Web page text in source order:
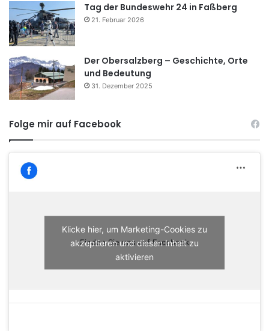
Tag der Bundeswehr 24 in Faßberg
21. Februar 2026
Der Obersalzberg – Geschichte, Orte
und Bedeutung
31. Dezember 2025
Folge mir auf Facebook
Finden Sie uns auf Facebook
Klicke hier, um Marketing-Cookies zu
akzeptieren und diesen Inhalt zu
aktivieren